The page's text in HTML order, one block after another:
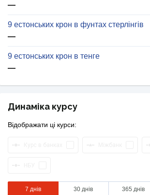
—
9 естонських крон в фунтах стерлінгів
—
9 естонських крон в тенге
—
Динаміка курсу
Відображати ці курси:
7 днів 30 днів 365 днів